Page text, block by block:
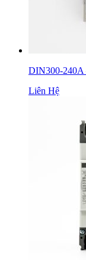
DIN300-240A
Liên Hệ